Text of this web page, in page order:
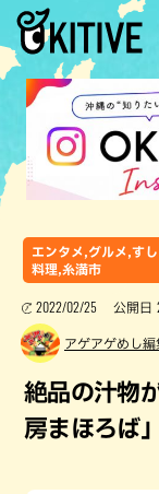
エンタメ,グルメ,す
料理,糸満市
2022/02/25 公開日
アゲアゲめし編
絶品の汁物
房まほろば」